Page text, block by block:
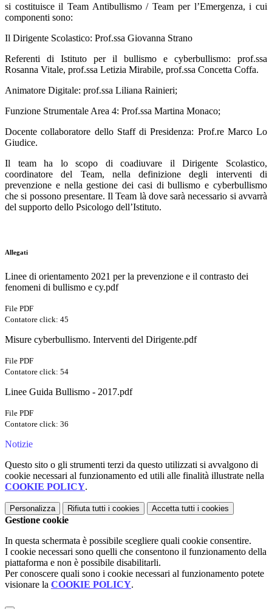
si costituisce il Team Antibullismo / Team per l’Emergenza, i cui
componenti sono:
Il Dirigente Scolastico: Prof.ssa Giovanna Strano
Referenti di Istituto per il bullismo e cyberbullismo: prof.ssa
Rosanna Vitale, prof.ssa Letizia Mirabile, prof.ssa Concetta Coffa.
Animatore Digitale: prof.ssa Liliana Rainieri;
Funzione Strumentale Area 4: Prof.ssa Martina Monaco;
Docente collaboratore dello Staff di Presidenza: Prof.re Marco Lo
Giudice.
Il team ha lo scopo di coadiuvare il Dirigente Scolastico,
coordinatore del Team, nella definizione degli interventi di
prevenzione e nella gestione dei casi di bullismo e cyberbullismo
che si possono presentare. Il Team là dove sarà necessario si avvarrà
del supporto dello Psicologo dell’Istituto.
Allegati
Linee di orientamento 2021 per la prevenzione e il contrasto dei
fenomeni di bullismo e cy.pdf
File PDF
Contatore click: 45
Misure cyberbullismo. Interventi del Dirigente.pdf
File PDF
Contatore click: 54
Linee Guida Bullismo - 2017.pdf
File PDF
Contatore click: 36
Notizie
Questo sito o gli strumenti terzi da questo utilizzati si avvalgono di
cookie necessari al funzionamento ed utili alle finalità illustrate nella
COOKIE POLICY.
Personalizza Rifiuta tutti i cookies Accetta tutti i cookies
Gestione cookie
In questa schermata è possibile scegliere quali cookie consentire.
I cookie necessari sono quelli che consentono il funzionamento della
piattaforma e non è possibile disabilitarli.
Per conoscere quali sono i cookie necessari al funzionamento potete
visionare la COOKIE POLICY.